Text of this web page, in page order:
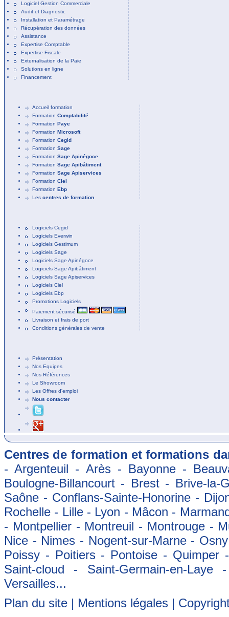
Logiciel Gestion Commerciale
Audit et Diagnostic
Installation et Paramétrage
Récupération des données
Assistance
Expertise Comptable
Expertise Fiscale
Externalisation de la Paie
Solutions en ligne
Financement
Accueil formation
Formation Comptabilité
Formation Paye
Formation Microsoft
Formation Cegid
Formation Sage
Formation Sage Apinégoce
Formation Sage Apibâtiment
Formation Sage Apiservices
Formation Ciel
Formation Ebp
Les centres de formation
Logiciels Cegid
Logiciels Everwin
Logiciels Gestimum
Logiciels Sage
Logiciels Sage Apinégoce
Logiciels Sage Apibâtiment
Logiciels Sage Apiservices
Logiciels Ciel
Logiciels Ebp
Promotions Logiciels
Paiement sécurisé
Livraison et frais de port
Conditions générales de vente
Présentation
Nos Equipes
Nos Références
Le Showroom
Les Offres d'emploi
Nous contacter
Centres de formation et formations
- Argenteuil - Arès - Bayonne -
Boulogne-Billancourt - Brest - Brive-
Saône - Conflans-Sainte-Honorine -
Rochelle - Lille - Lyon - Mâcon -
- Montpellier - Montreuil - Montrouge -
Nice - Nimes - Nogent-sur-Marne -
Poissy - Poitiers - Pontoise -
Saint-cloud - Saint-Germain-en-
Versailles...
Plan du site | Mentions légales |